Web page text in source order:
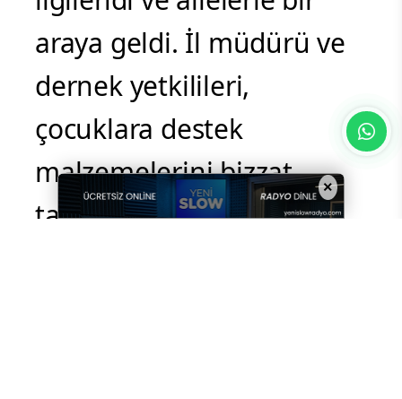
yaşadı.Yardım dağıtımına
Aile ve Sosyal Hizmetler İl
Müdürü Özgür Kırmızıtaş
da katılarak çocuklarla
ilgilendi ve ailelerle bir ×